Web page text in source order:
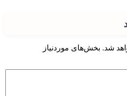
شد. بخش‌های موردنیاز